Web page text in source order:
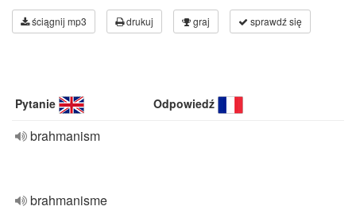
ściągnij mp3 drukuj graj sprawdź się
Pytanie Odpowiedź
brahmanism
brahmanisme